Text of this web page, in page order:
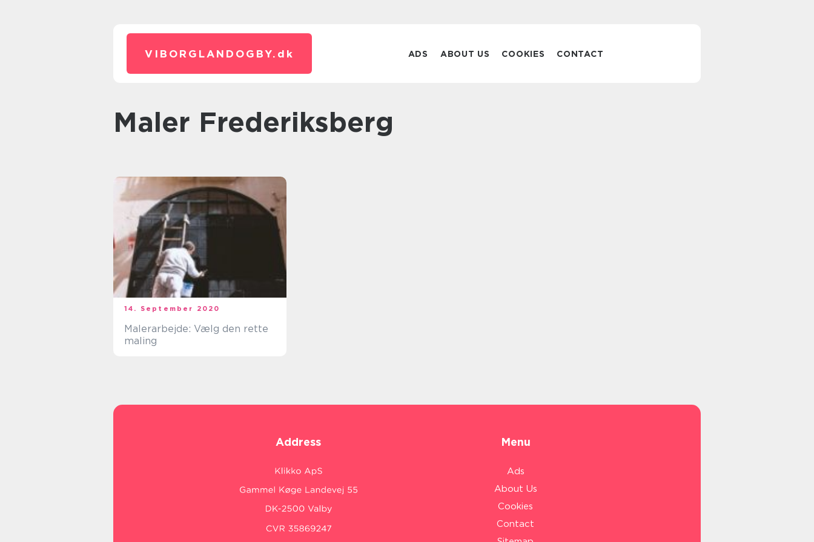
VIBORGLANDOGBY. dk ADS ABOUT US COOKIES CONTACT
Maler Frederiksberg
14. September 2020
Malerarbejde: Vælg den rette
maling
Address Menu
Ads
About Us
Cookies
Contact